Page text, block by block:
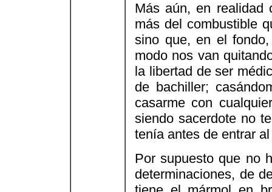
Más aún, en realidad
más del combustible
sino que, en el
modo nos van
la libertad de ser
de bachiller;
casarme con
siendo sacerdote no
tenía antes de entrar
Por supuesto que no
determinaciones, de